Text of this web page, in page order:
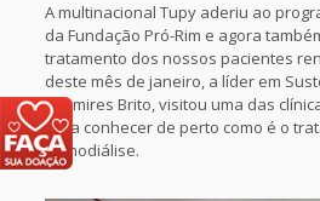
A multinacional Tupy aderiu ao
da Fundação Pró-Rim e agora
tratamento dos nossos pacientes
deste mês de janeiro, a líder em
Thamires Brito, visitou uma das
para conhecer de perto como é o
hemodiálise.